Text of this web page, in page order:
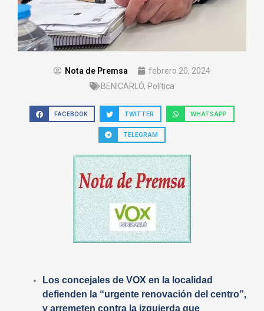
Nota de Premsa
febrero 20, 2024
BENICARLÓ, Política
FACEBOOK TWITTER WHATSAPP
TELEGRAM
Los concejales de VOX en la localidad
defienden la “urgente renovación del centro”,
y arremeten contra la izquierda que